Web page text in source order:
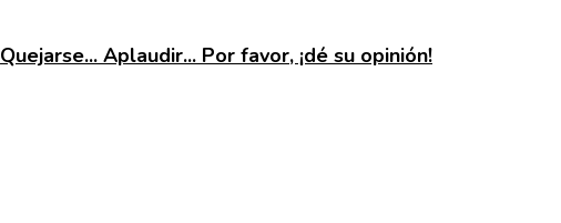
Quejarse... Aplaudir... Por favor, ¡dé su opinión!